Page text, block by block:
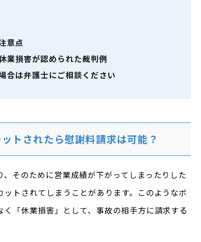
意点
業損害が認められた裁判例
合は弁護士にご相談ください
トされたら慰謝料請求は可能？
そのために営業成績が下がってしまったりした
トされてしまうことがあります。このようなボ
「休業損害」として、事故の相手方に請求する